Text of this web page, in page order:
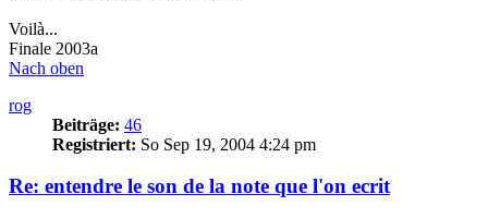
Voilà...
Finale 2003a
Nach oben
rog
Beiträge: 46
Registriert: So Sep 19, 2004 4:24 pm
Re: entendre le son de la note que l'on ecrit